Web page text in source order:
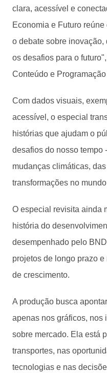
clara, acessível e
Economia e Futuro
o debate sobre
os desafios para o
Conteúdo e Programação
Com dados visuais,
acessível, o especial
histórias que ajudam o
desafios do nosso tempo
mudanças climáticas,
transformações no
O especial revisita ainda
história do
desempenhado pelo
projetos de longo prazo
de crescimento.
A produção busca
apenas nos gráficos, nos
sobre mercado. Ela está
transportes, nas
tecnologias e nas